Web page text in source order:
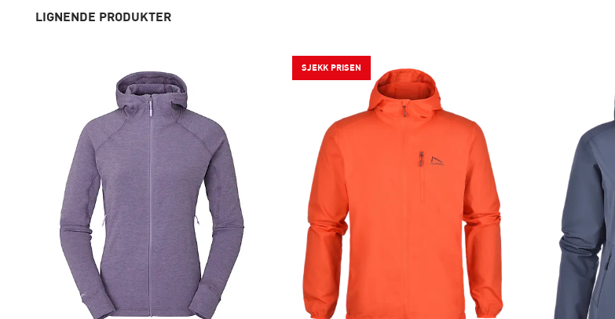
LIGNENDE PRODUKTER
SJEKK PRISEN